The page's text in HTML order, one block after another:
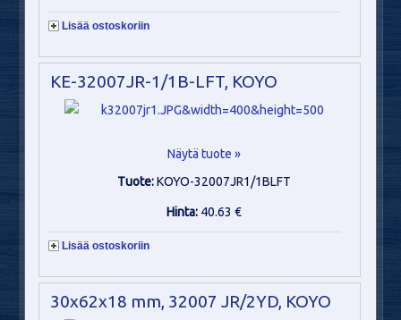
Lisää ostoskoriin
KE-32007JR-1/1B-LFT, KOYO
Näytä tuote »
Tuote:KOYO-32007JR1/1BLFT
Hinta: 40.63 €
Lisää ostoskoriin
30x62x18 mm, 32007 JR/2YD, KOYO